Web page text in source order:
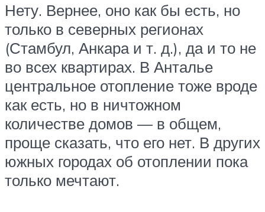
Нету. Вернее, оно как бы есть, но
только в северных регионах
(Стамбул, Анкара и т. д.), да и то не
во всех квартирах. В Анталье
центральное отопление тоже вроде
как есть, но в ничтожном
количестве домов — в общем,
проще сказать, что его нет. В других
южных городах об отоплении пока
только мечтают.